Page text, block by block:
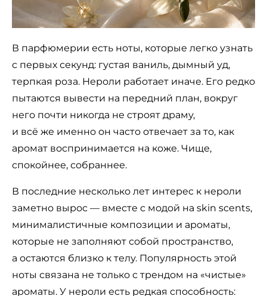
В парфюмерии есть ноты, которые легко узнать
с первых секунд: густая ваниль, дымный уд,
терпкая роза. Нероли работает иначе. Его редко
пытаются вывести на передний план, вокруг
него почти никогда не строят драму,
и всё же именно он часто отвечает за то, как
аромат воспринимается на коже. Чище,
спокойнее, собраннее.
В последние несколько лет интерес к нероли
заметно вырос — вместе с модой на skin scents,
минималистичные композиции и ароматы,
которые не заполняют собой пространство,
а остаются близко к телу. Популярность этой
ноты связана не только с трендом на «чистые»
ароматы. У нероли есть редкая способность: